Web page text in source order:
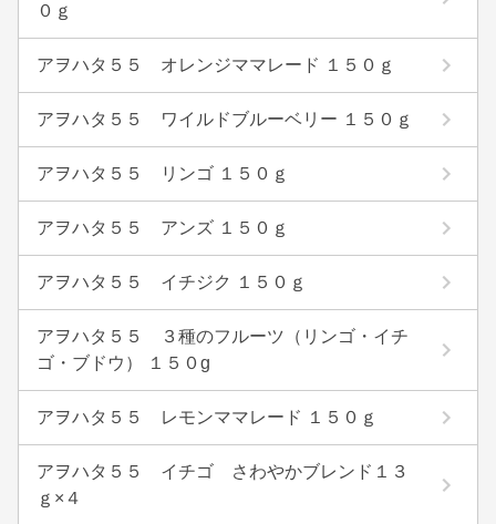
０ｇ
アヲハタ５５ オレンジママレード １５０ｇ
アヲハタ５５ ワイルドブルーベリー １５０ｇ
アヲハタ５５ リンゴ １５０ｇ
アヲハタ５５ アンズ １５０ｇ
アヲハタ５５ イチジク １５０ｇ
アヲハタ５５ ３種のフルーツ（リンゴ・イチ
ゴ・ブドウ） １５０g
アヲハタ５５ レモンママレード １５０ｇ
アヲハタ５５ イチゴ さわやかブレンド１３
ｇ×４